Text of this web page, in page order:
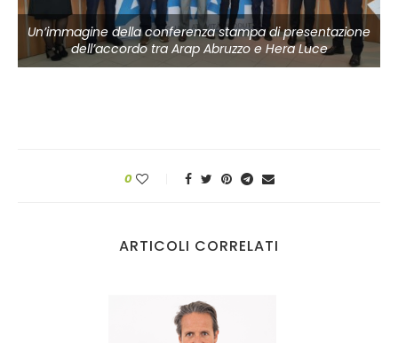
Un’immagine della conferenza stampa di presentazione
dell’accordo tra Arap Abruzzo e Hera Luce
0
ARTICOLI CORRELATI